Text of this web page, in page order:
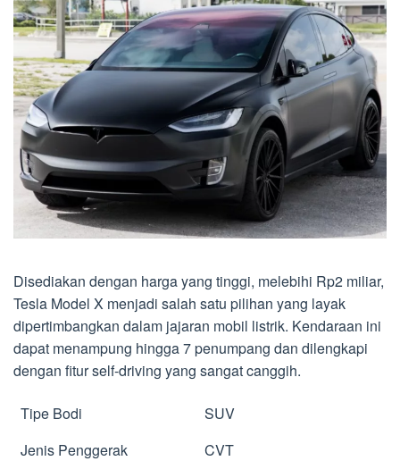
Disediakan dengan harga yang tinggi, melebihi Rp2 miliar,
Tesla Model X menjadi salah satu pilihan yang layak
dipertimbangkan dalam jajaran mobil listrik. Kendaraan ini
dapat menampung hingga 7 penumpang dan dilengkapi
dengan fitur self-driving yang sangat canggih.
Tipe Bodi
SUV
Jenis Penggerak
CVT